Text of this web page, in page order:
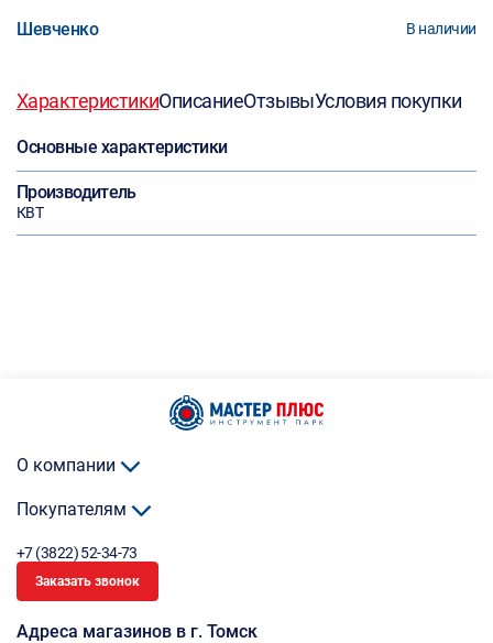
Шевченко В наличии
ХарактеристикиОписаниеОтзывыУсловия покупки
Основные характеристики
Производитель
КВТ
О компании
Покупателям
+7 (3822) 52-34-73
Заказать звонок
Адреса магазинов в г. Томск